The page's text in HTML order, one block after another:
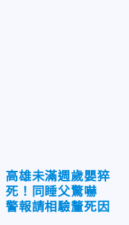
高雄未滿週歲嬰猝
死！同睡父驚嚇
警報請相驗釐死因